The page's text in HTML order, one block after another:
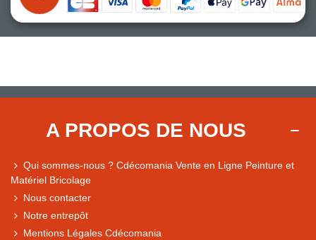
A PROPOS DE NOUS
Qui sommes-nous ? Cdécomania Vente en Ligne Peinture et
Matériel Bricolage
Nous contacter
Notre entrepôt
Mentions Légales Cdécomania